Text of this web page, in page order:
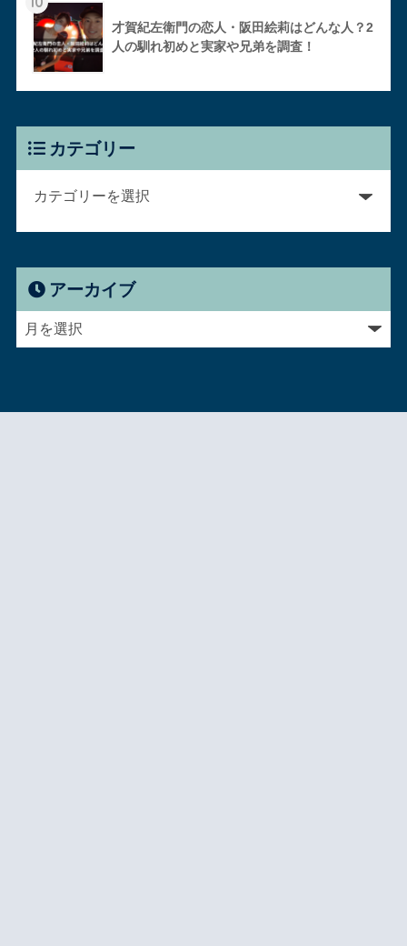
才賀紀左衛門の恋人・阪田絵莉はどんな人？2
人の馴れ初めと実家や兄弟を調査！
カテゴリー
アーカイブ